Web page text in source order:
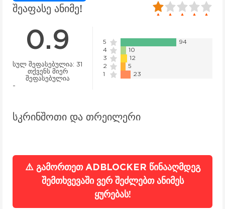
შეაფასე ანიმე!
20 5
0.9
სულ შეფასებულია: 31
თქვენს მიერ
შეფასებულია
-
5
94
4
10
3
12
2
5
1
23
სკრინშოთი და თრეილერი
⚠️ გამორთეთ ADBLOCKER წინააღმდეგ
შემთხვევაში ვერ შეძლებთ ანიმეს
ყურებას!